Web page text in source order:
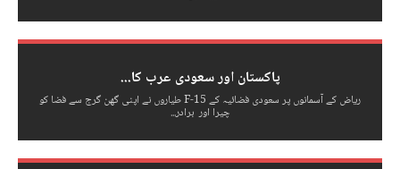
پاکستان اور سعودی عرب کا...
ریاض کے آسمانوں پر سعودی فضائیہ کے F-15 طیاروں نے اپنی گھن گرج سے فضا کو
چیرا اور برادر...